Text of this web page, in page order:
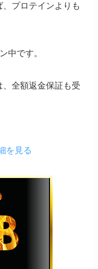
プロテインよりも
中です。
、全額返金保証 も受
を見る